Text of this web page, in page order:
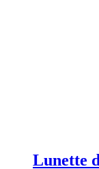
Lunette